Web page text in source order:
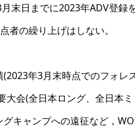
末日までに2023年ADV登録
の繰り上げはしない。
年3月末時点でのフォ
大会(全日本ロング、全日本
キャンプへの遠征など，